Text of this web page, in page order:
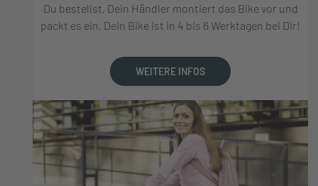
Du bestellst, Dein Händler montiert das Bike vor und
packt es ein, Dein Bike ist in 4 bis 6 Werktagen bei Dir!
WEITERE INFOS